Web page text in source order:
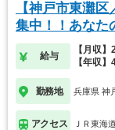
【神戸市東灘
集中！！あなた
給与
【月収
【年収
勤務地 兵庫県 神
アクセス ＪＲ東海